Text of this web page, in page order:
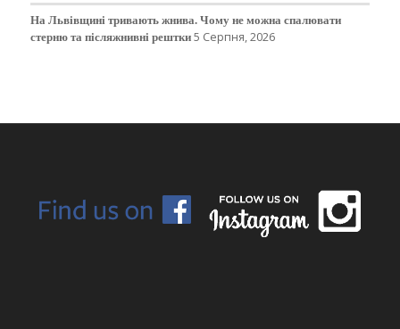
На Львівщині тривають жнива. Чому не можна спалювати
стерню та післяжнивні рештки5 Серпня, 2026